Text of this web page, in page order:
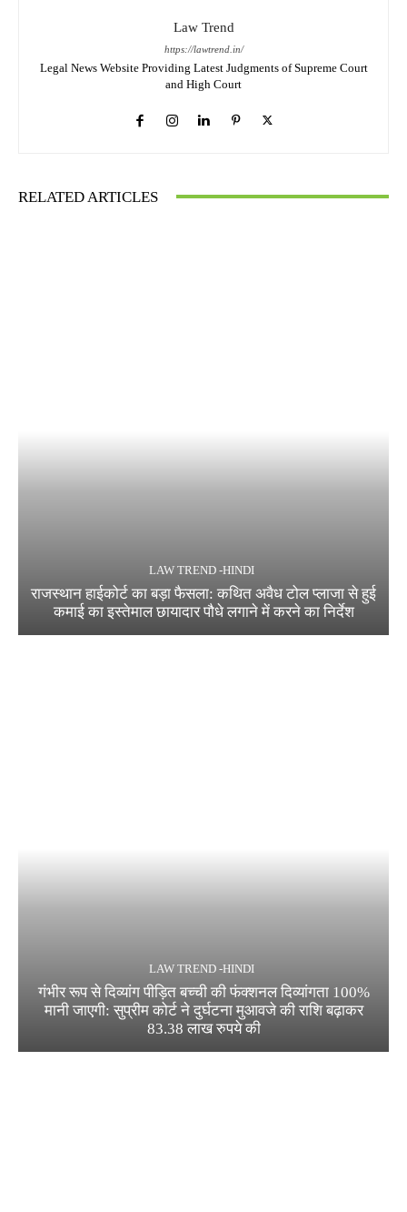
Law Trend
https://lawtrend.in/
Legal News Website Providing Latest Judgments of Supreme Court
and High Court
RELATED ARTICLES
LAW TREND -HINDI
राजस्थान हाईकोर्ट का बड़ा फैसला: कथित अवैध टोल प्लाजा से हुई
कमाई का इस्तेमाल छायादार पौधे लगाने में करने का निर्देश
LAW TREND -HINDI
गंभीर रूप से दिव्यांग पीड़ित बच्ची की फंक्शनल दिव्यांगता 100%
मानी जाएगी: सुप्रीम कोर्ट ने दुर्घटना मुआवजे की राशि बढ़ाकर
83.38 लाख रुपये की